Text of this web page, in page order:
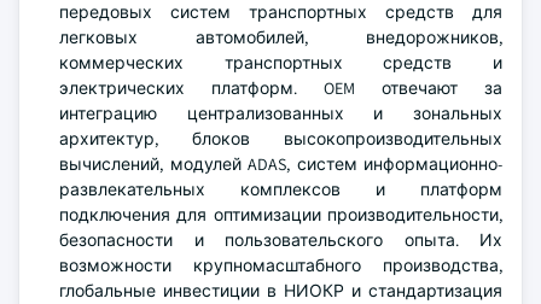
передовых систем транспортных средств для
легковых автомобилей, внедорожников,
коммерческих транспортных средств и
электрических платформ. OEM отвечают за
интеграцию централизованных и зональных
архитектур, блоков высокопроизводительных
вычислений, модулей ADAS, систем информационно-
развлекательных комплексов и платформ
подключения для оптимизации производительности,
безопасности и пользовательского опыта. Их
возможности крупномасштабного производства,
глобальные инвестиции в НИОКР и стандартизация